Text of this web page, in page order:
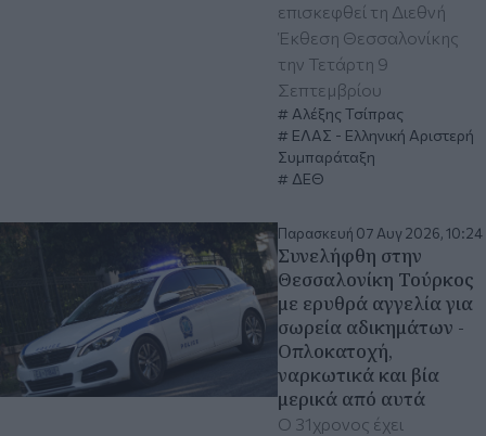
επισκεφθεί τη Διεθνή
Έκθεση Θεσσαλονίκης
την Τετάρτη 9
Σεπτεμβρίου
Αλέξης Τσίπρας
ΕΛΑΣ - Ελληνική Αριστερή
Συμπαράταξη
ΔΕΘ
Παρασκευή 07 Αυγ 2026, 10:24
Συνελήφθη στην
Θεσσαλονίκη Τούρκος
με ερυθρά αγγελία για
σωρεία αδικημάτων -
Οπλοκατοχή,
ναρκωτικά και βία
μερικά από αυτά
Ο 31χρονος έχει